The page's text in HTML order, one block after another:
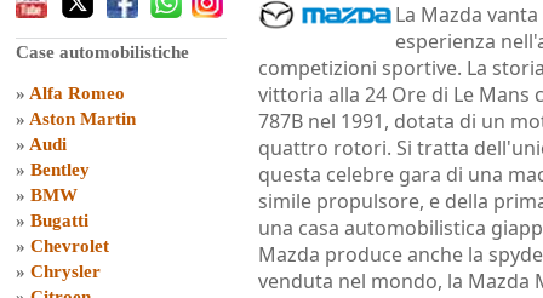
Case automobilistiche
» Alfa Romeo
» Aston Martin
» Audi
» Bentley
» BMW
» Bugatti
» Chevrolet
» Chrysler
La Mazda
esperienza
competizioni sportive. La
vittoria alla 24 Ore di Le Mans
787B nel 1991, dotata di un
quattro rotori. Si tratta
questa celebre gara di una
simile propulsore, e della
una casa automobilistica
Mazda produce anche la
venduta nel mondo, la Mazda